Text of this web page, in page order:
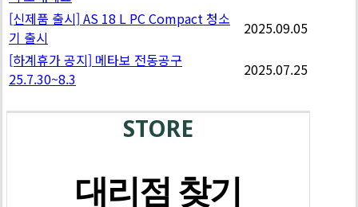
[신제품 출시] AS 18 L PC Compact 청소
기 출시
2025.09.05
[하계휴가 공지] 메타보 전동공구
25.7.30~8.3
2025.07.25
STORE
대리점 찾기